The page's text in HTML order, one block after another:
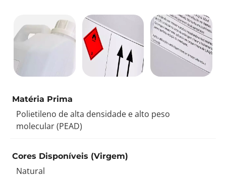
Matéria Prima
Polietileno de alta densidade e alto peso
molecular (PEAD)
Cores Disponíveis (Virgem)
Natural